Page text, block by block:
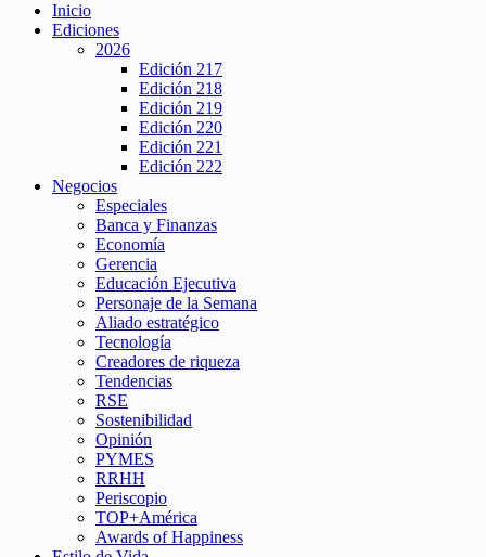
Inicio
Ediciones
2026
Edición 217
Edición 218
Edición 219
Edición 220
Edición 221
Edición 222
Negocios
Especiales
Banca y Finanzas
Economía
Gerencia
Educación Ejecutiva
Personaje de la Semana
Aliado estratégico
Tecnología
Creadores de riqueza
Tendencias
RSE
Sostenibilidad
Opinión
PYMES
RRHH
Periscopio
TOP+América
Awards of Happiness